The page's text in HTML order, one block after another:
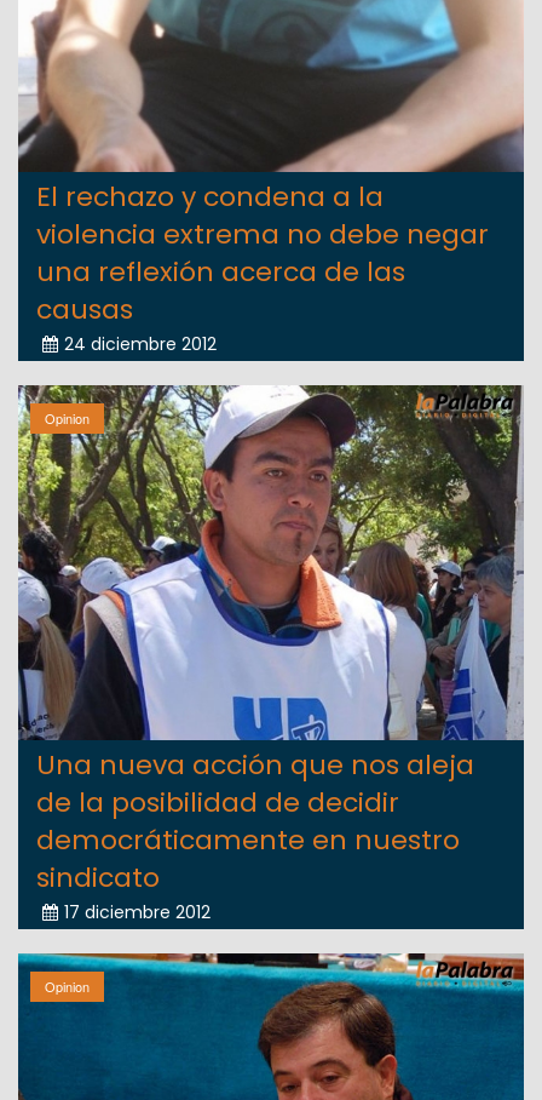
El rechazo y condena a la
violencia extrema no debe negar
una reflexión acerca de las
causas
24 diciembre 2012
Opinion
Una nueva acción que nos aleja
de la posibilidad de decidir
democráticamente en nuestro
sindicato
17 diciembre 2012
Opinion